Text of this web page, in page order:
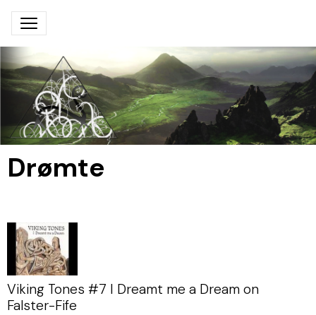
Drømte
Viking Tones #7 I Dreamt me a Dream on
Falster-Fife